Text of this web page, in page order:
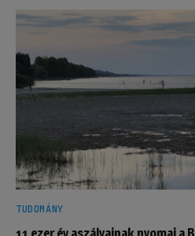
TUDOMÁNY